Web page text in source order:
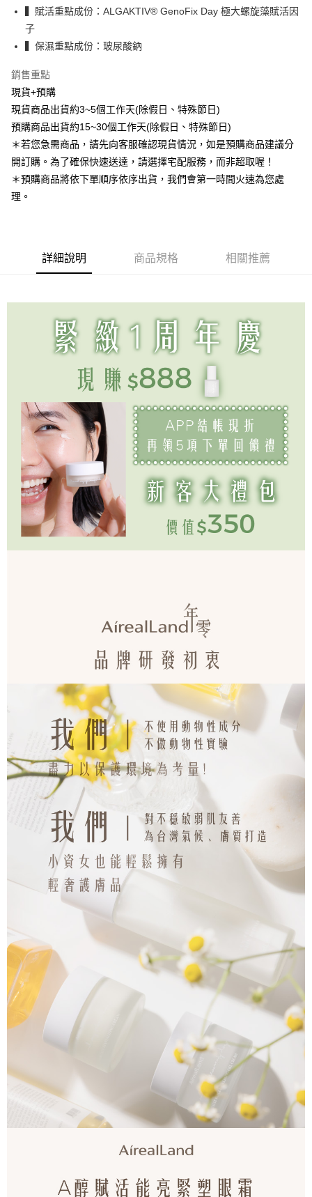
宅配
離島
每筆NT$220
▍賦活重點成份：ALGAKTIV® GenoFix Day 極大螺旋藻賦活因
子
▍保濕重點成份：玻尿酸鈉
銷售重點
現貨+預購
現貨商品出貨約3~5個工作天(除假日、特殊節日)
預購商品出貨約15~30個工作天(除假日、特殊節日)
＊若您急需商品，請先向客服確認現貨情況，如是預購商品建議分
開訂購。為了確保快速送達，請選擇宅配服務，而非超取喔！
＊預購商品將依下單順序依序出貨，我們會第一時間火速為您處
理。
詳細說明 商品規格 相關推薦